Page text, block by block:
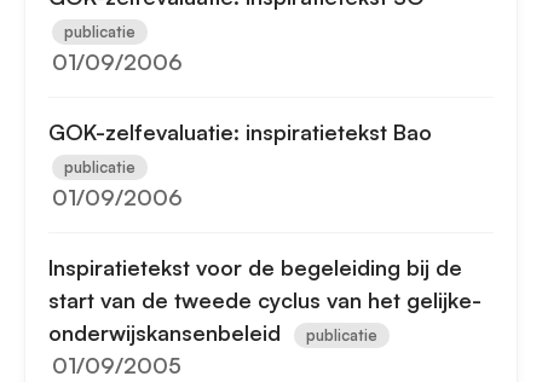
publicatie
01/09/2006
GOK-zelfevaluatie: inspiratietekst Bao
publicatie
01/09/2006
Inspiratietekst voor de begeleiding bij de
start van de tweede cyclus van het gelijke-
onderwijskansenbeleid
publicatie
01/09/2005